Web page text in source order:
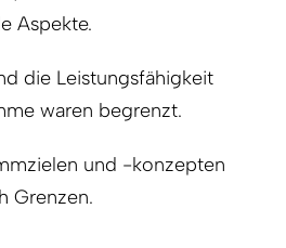
Aspekte.
die Leistungsfähigkeit
waren begrenzt.
und -konzepten
Grenzen.